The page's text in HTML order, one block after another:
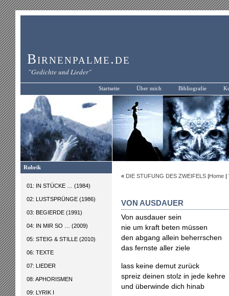
Birnenpalme.de
"Gedichte und Lieder"
Startseite Über mich Bibliografie
Rubrik
01: IN STÜCKE … (1984)
02: LUSTSPRÜNGE (1986)
03: BEGIERDE (1991)
04: IN MIR SO … (2009)
05: STEIG & STILLE (2010)
06: TEXTE
07: LIEDER
08: APHORISMEN
09: LYRIK I
« DIE STUFUNG DES ZWEIFELS |Home |
VON AUSDAUER
Von ausdauer sein
nie um kraft beten müssen
den abgang allein beherrschen
das fernste aller ziele
lass keine demut zurück
spreiz deinen stolz in jede kehre
und überwinde dich hinab